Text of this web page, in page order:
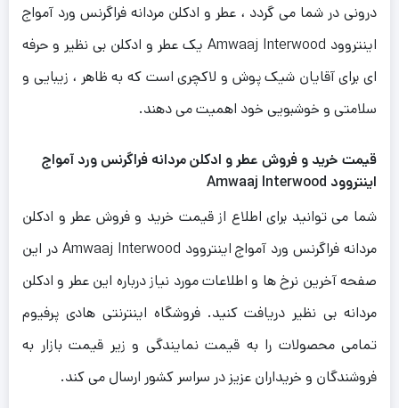
درونی در شما می گردد ، عطر و ادکلن مردانه فراگرنس ورد آمواج
اینتروود Amwaaj Interwood یک عطر و ادکلن بی نظیر و حرفه
ای برای آقایان شیک پوش و لاکچری است که به ظاهر ، زیبایی و
سلامتی و خوشبویی خود اهمیت می دهند.
قیمت خرید و فروش عطر و ادکلن مردانه فراگرنس ورد آمواج
اینتروود Amwaaj Interwood
شما می توانید برای اطلاع از قیمت خرید و فروش عطر و ادکلن
مردانه فراگرنس ورد آمواج اینتروود Amwaaj Interwood در این
صفحه آخرین نرخ ها و اطلاعات مورد نیاز درباره این عطر و ادکلن
مردانه بی نظیر دریافت کنید. فروشگاه اینترنتی هادی پرفیوم
تمامی محصولات را به قیمت نمایندگی و زیر قیمت بازار به
فروشندگان و خریداران عزیز در سراسر کشور ارسال می کند.